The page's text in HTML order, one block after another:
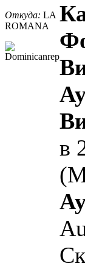
Откуда: LA
ROMANA
в